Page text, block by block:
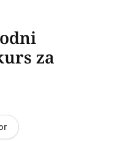
za